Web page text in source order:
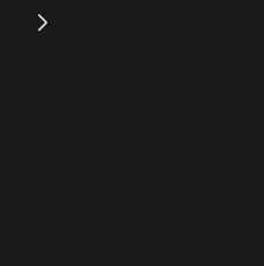
りの任務からキャリーを外すよう提
案する。